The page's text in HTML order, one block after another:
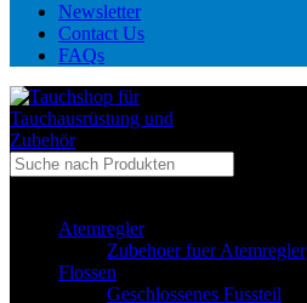
Newsletter
Contact Us
FAQs
Atemregler
Zubehoer fuer Atemregler
Flossen
Geschlossenes Fussteil